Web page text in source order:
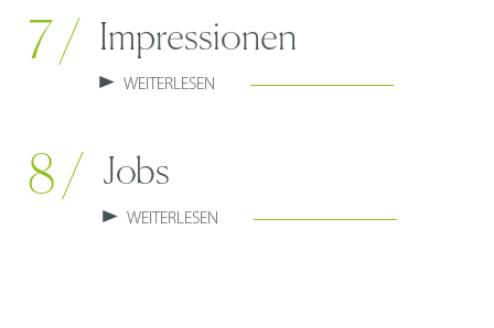
7 / Impressionen
WEITERLESEN
8 / Jobs
WEITERLESEN